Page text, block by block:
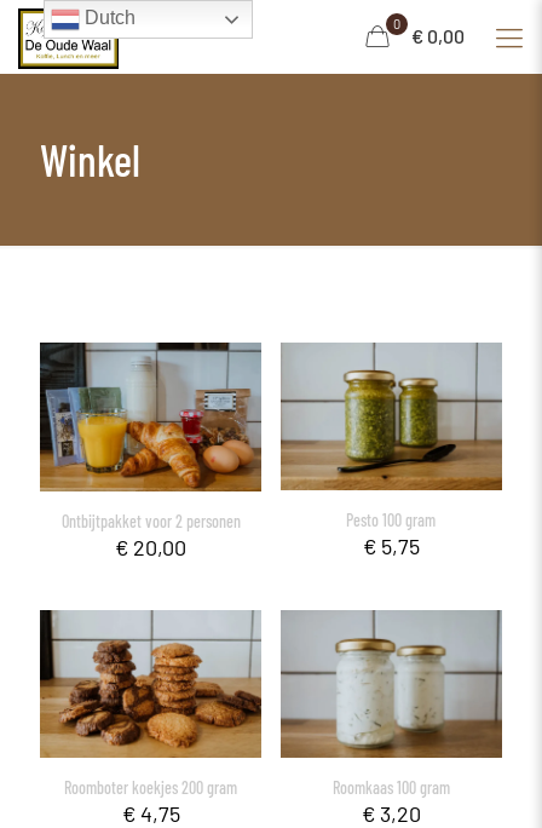
0
€ 0,00
Winkel
Ontbijtpakket voor 2 personen
€ 20,00
Pesto 100 gram
€5,75
Roomboter koekjes 200 gram
€4,75
Roomkaas 100 gram
€3,20
Dutch